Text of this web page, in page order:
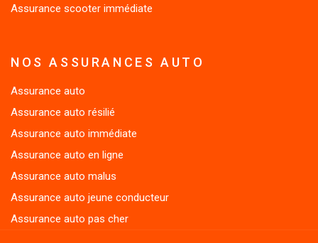
Assurance auto résilié
Assurance auto immédiate
Assurance auto en ligne
Assurance auto malus
Assurance auto jeune conducteur
Assurance auto pas cher